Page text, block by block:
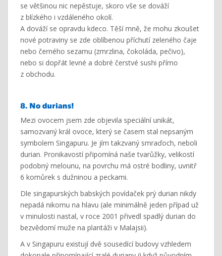
se většinou nic nepěstuje, skoro vše se dováží
z blízkého i vzdáleného okolí.
A dováží se opravdu kdeco. Těší mně, že mohu zkoušet
nové potraviny se zde oblíbenou příchutí zeleného čaje
nebo černého sezamu (zmrzlina, čokoláda, pečivo),
nebo si dopřát levné a dobré čerstvé sushi přímo
z obchodu.
8. No durians!
Mezi ovocem jsem zde objevila speciální unikát,
samozvaný král ovoce, který se časem stal nepsaným
symbolem Singapuru. Je jím takzvaný smraďoch, neboli
durian. Pronikavostí připomíná naše tvarůžky, velikostí
podobný melounu, na povrchu má ostré bodliny, uvnitř
6 komůrek s dužninou a peckami.
Dle singapurských babských povídaček prý durian nikdy
nepadá nikomu na hlavu (ale minimálně jeden případ už
v minulosti nastal, v roce 2001 přivedl spadlý durian do
bezvědomí muže na plantáži v Malajsii).
A v Singapuru existují dvě sousedící budovy vzhledem